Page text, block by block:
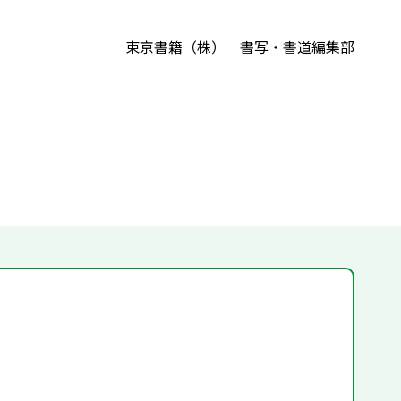
東京書籍（株） 書写・書道編集部